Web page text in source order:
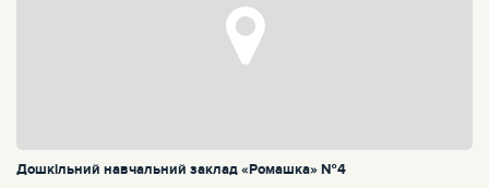
Дошкільний навчальний заклад «Ромашка» №4